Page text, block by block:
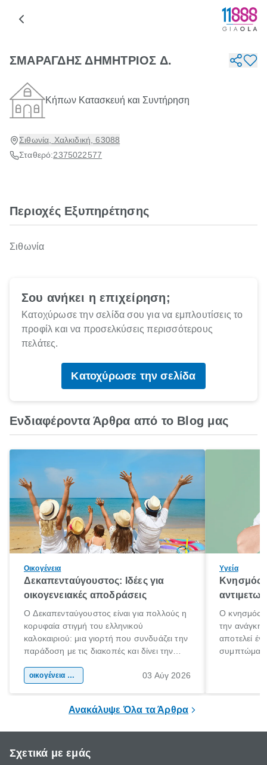
ΣΜΑΡΑΓΔΗΣ ΔΗΜΗΤΡΙΟΣ Δ.
Κήπων Κατασκευή και Συντήρηση
Σιθωνία, Χαλκιδική, 63088
Σταθερό:2375022577
Περιοχές Εξυπηρέτησης
Σιθωνία
Σου ανήκει η επιχείρηση;
Κατοχύρωσε την σελίδα σου για να εμπλουτίσεις το
προφίλ και να προσελκύσεις περισσότερους
πελάτες.
Κατοχύρωσε την σελίδα
Ενδιαφέροντα Άρθρα από το Blog μας
Οικογένεια
Δεκαπενταύγουστος: Ιδέες για
οικογενειακές αποδράσεις
Ο Δεκαπενταύγουστος είναι για πολλούς η
κορυφαία στιγμή του ελληνικού
καλοκαιριού: μια γιορτή που συνδυάζει την
παράδοση με τις διακοπές και δίνει την
χώρας. Είτε πρόκειται για λίγες μέρες
οικογένεια & παιδί 03 Αύγ 2026
Υγεία
Κνησμός:
Ο κνησμός
την ανάγκη
αποτελεί
Ανακάλυψε Όλα τα Άρθρα
Σχετικά με εμάς